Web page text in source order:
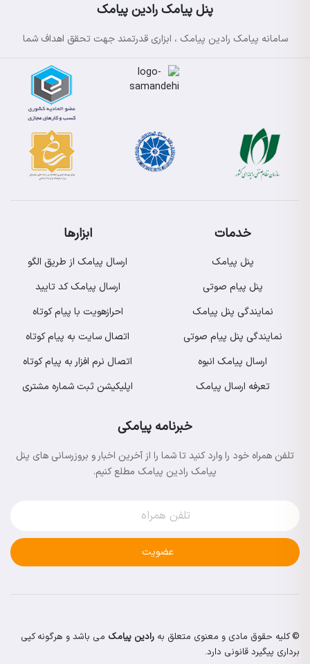
پنل پیامک رادین پیامک
سامانه پیامک رادین پیامک ، ابزاری قدرتمند جهت تحقق اهداف شما
خدمات
پنل پیامک
پنل پیام صوتی
نمایندگی پنل پیامک
نمایندگی پنل پیام صوتی
ارسال پیامک انبوه
تعرفه ارسال پیامک
ابزارها
ارسال پیامک از طریق الگو
ارسال پیامک کد تایید
احرازهویت با پیام کوتاه
اتصال سایت به پیام کوتاه
اتصال نرم افزار به پیام کوتاه
اپلیکیشن ثبت شماره مشتری
خبرنامه پیامکی
تلفن همراه خود را وارد کنید تا شما را از آخرین اخبار و بروزرسانی های پنل
پیامک رادین پیامک مطلع کنیم.
عضویت
© کلیه حقوق مادی و معنوی متعلق به رادین پیامک می باشد و هرگونه کپی
برداری پیگیرد قانونی دارد.